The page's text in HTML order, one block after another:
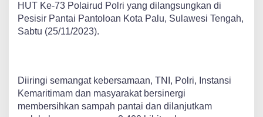
HUT Ke-73 Polairud Polri yang dilangsungkan di
Pesisir Pantai Pantoloan Kota Palu, Sulawesi Tengah,
Sabtu (25/11/2023).
Diiringi semangat kebersamaan, TNI, Polri, Instansi
Kemaritimam dan masyarakat bersinergi
membersihkan sampah pantai dan dilanjutkam